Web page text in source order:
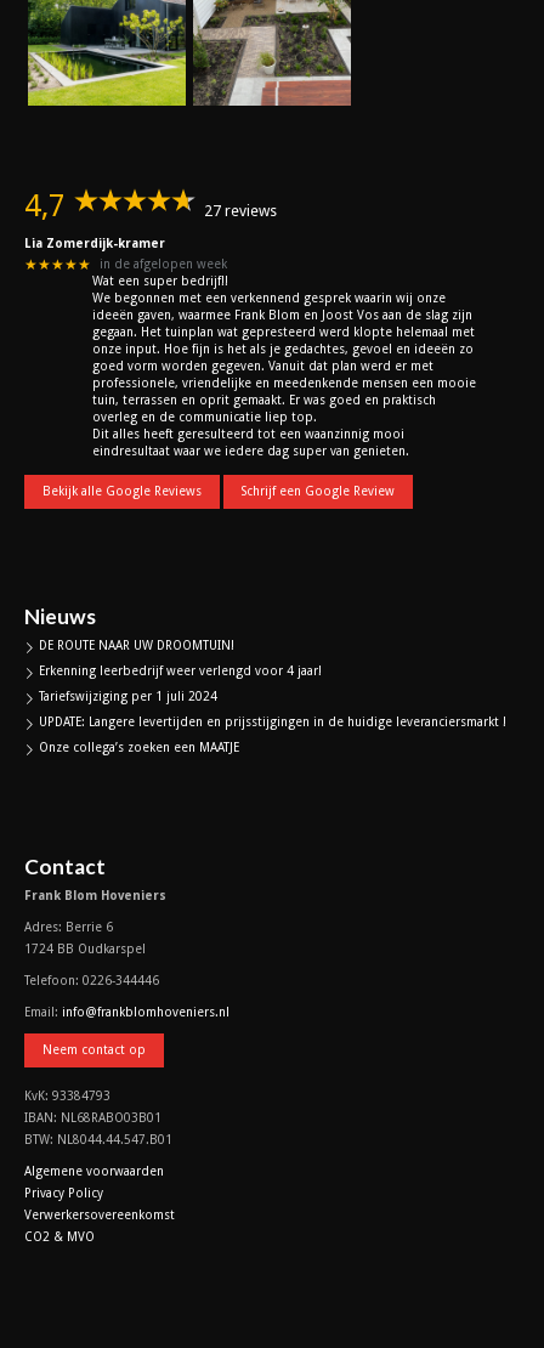
4,7 27 reviews
Lia Zomerdijk-kramer
★★★★★
in de afgelopen week
Wat een super bedrijf!!
We begonnen met een verkennend gesprek waarin wij onze
ideeën gaven, waarmee Frank Blom en Joost Vos aan de slag zijn
gegaan. Het tuinplan wat gepresteerd werd klopte helemaal met
onze input. Hoe fijn is het als je gedachtes, gevoel en ideeën zo
goed vorm worden gegeven. Vanuit dat plan werd er met
professionele, vriendelijke en meedenkende mensen een mooie
tuin, terrassen en oprit gemaakt. Er was goed en praktisch
overleg en de communicatie liep top.
Dit alles heeft geresulteerd tot een waanzinnig mooi
eindresultaat waar we iedere dag super van genieten.
Bekijk alle Google Reviews Schrijf een Google Review
Nieuws
DE ROUTE NAAR UW DROOMTUIN!
Erkenning leerbedrijf weer verlengd voor 4 jaar!
Tariefswijziging per 1 juli 2024
UPDATE: Langere levertijden en prijsstijgingen in de huidige leveranciersmarkt !
Onze collega’s zoeken een MAATJE
Contact
Frank Blom Hoveniers
Adres: Berrie 6
1724 BB Oudkarspel
Telefoon: 0226-344446
Email: info@frankblomhoveniers.nl
Neem contact op
KvK: 93384793
IBAN: NL68RABO03B01
BTW: NL8044.44.547.B01
Algemene voorwaarden
Privacy Policy
Verwerkersovereenkomst
CO2 & MVO